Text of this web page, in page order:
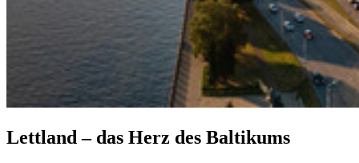
Lettland – das Herz des Baltikums